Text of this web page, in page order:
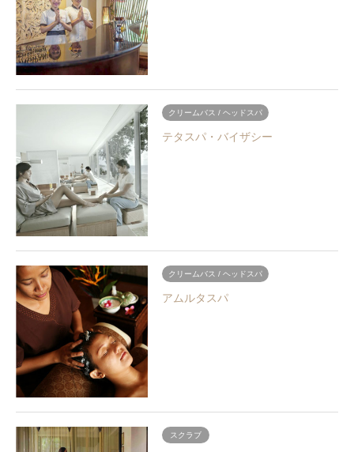
クリームバス / ヘッドスパ
テタスパ・バイザシー
クリームバス / ヘッドスパ
アムルタスパ
スクラブ